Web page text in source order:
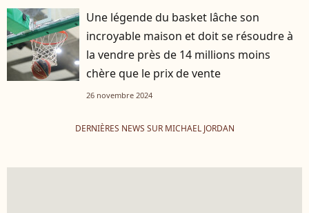
Une légende du basket lâche son
incroyable maison et doit se résoudre à
la vendre près de 14 millions moins
chère que le prix de vente
26 novembre 2024
DERNIÈRES NEWS SUR MICHAEL JORDAN